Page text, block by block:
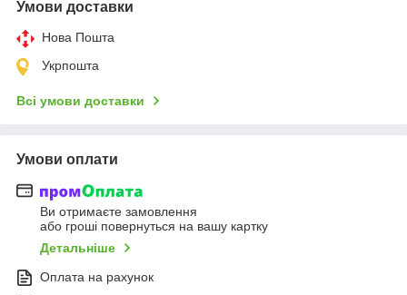
Умови доставки
Нова Пошта
Укрпошта
Всі умови доставки
Умови оплати
Ви отримаєте замовлення
або гроші повернуться на вашу картку
Детальніше
Оплата на рахунок